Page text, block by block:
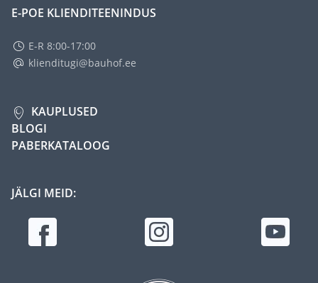
E-POE KLIENDITEENINDUS
E-R 8:00-17:00
klienditugi@bauhof.ee
KAUPLUSED
BLOGI
PABERKATALOOG
JÄLGI MEID: